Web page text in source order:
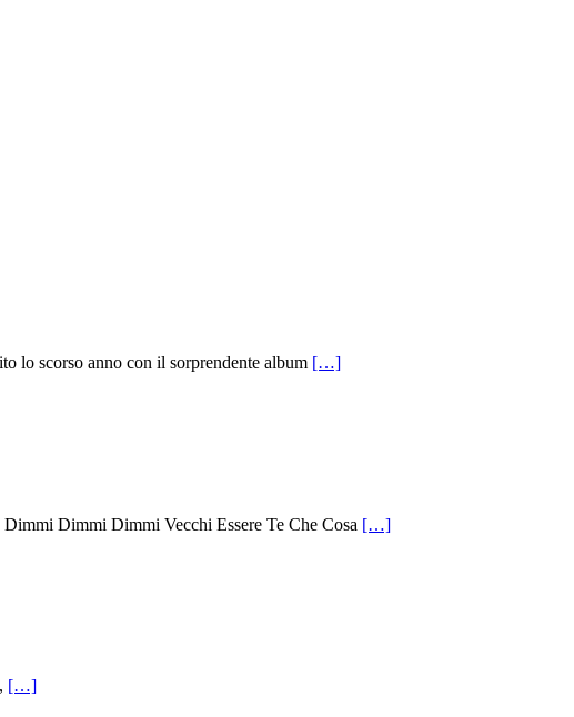
lo scorso anno con il sorprendente album […]
Dimmi Dimmi Vecchi Essere Te Che Cosa […]
[…]